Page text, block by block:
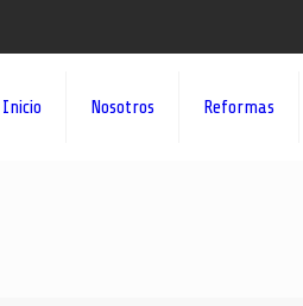
Inicio Nosotros Reformas